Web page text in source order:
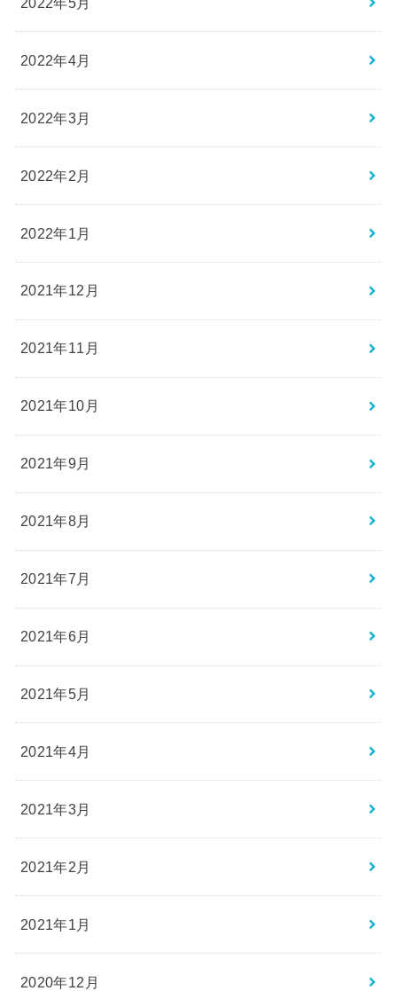
2022年4月
2022年3月
2022年2月
2022年1月
2021年12月
2021年11月
2021年10月
2021年9月
2021年8月
2021年7月
2021年6月
2021年5月
2021年4月
2021年3月
2021年2月
2021年1月
2020年12月